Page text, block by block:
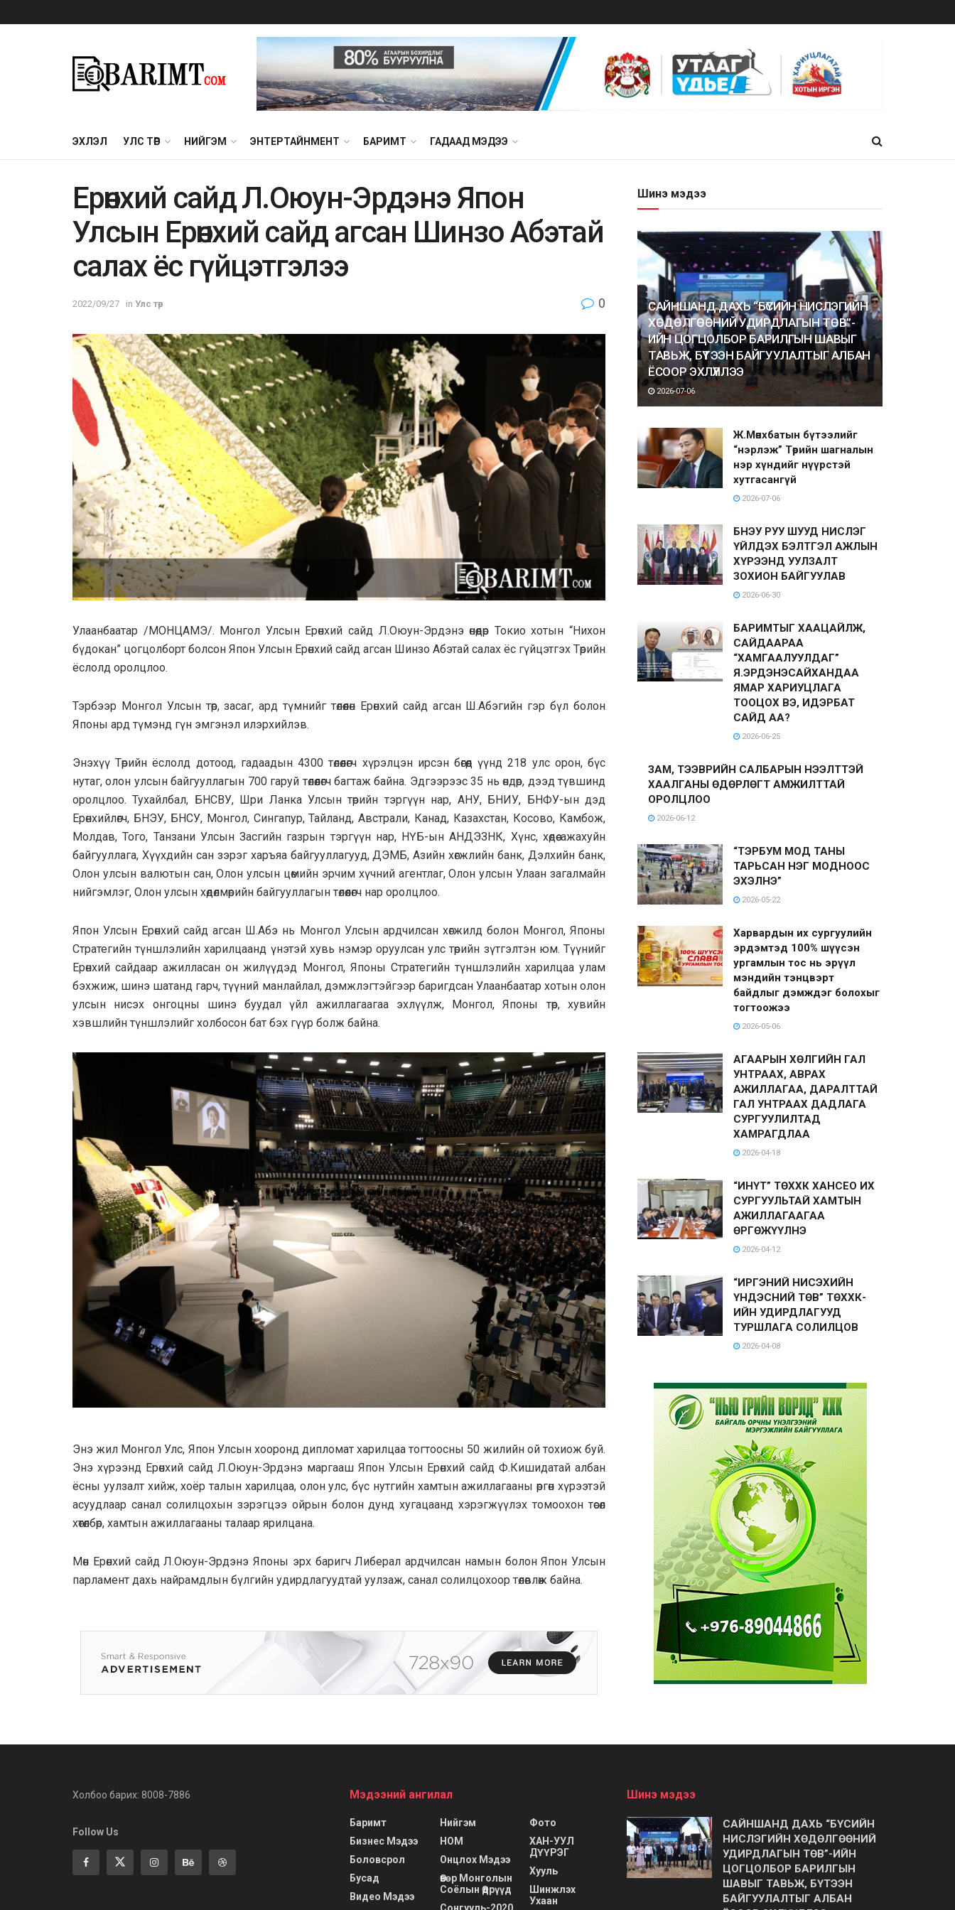
ЭХЛЭЛ УЛС ТӨР НИЙГЭМ ЭНТЕРТАЙНМЕНТ БАРИМТ ГАДААД МЭДЭЭ
Ерөнхий сайд Л.Оюун-Эрдэнэ Япон
Улсын Ерөнхий сайд агсан Шинзо Абэтай
салах ёс гүйцэтгэлээ
2022/09/27 in Улс төр 0
Улаанбаатар /МОНЦАМЭ/. Монгол Улсын Ерөнхий сайд Л.Оюун-Эрдэнэ өнөөдөр Токио хотын “Нихон
бүдокан” цогцолборт болсон Япон Улсын Ерөнхий сайд агсан Шинзо Абэтай салах ёс гүйцэтгэх Төрийн
ёслолд оролцлоо.
Тэрбээр Монгол Улсын төр, засаг, ард түмнийг төлөөлөн Ерөнхий сайд агсан Ш.Абэгийн гэр бүл болон
Японы ард түмэнд гүн эмгэнэл илэрхийлэв.
Энэхүү Төрийн ёслолд дотоод, гадаадын 4300 төлөөлөгч хүрэлцэн ирсэн бөгөөд үүнд 218 улс орон, бүс
нутаг, олон улсын байгууллагын 700 гаруй төлөөлөгч багтаж байна. Эдгээрээс 35 нь өндөр, дээд түвшинд
оролцлоо. Тухайлбал, БНСВУ, Шри Ланка Улсын төрийн тэргүүн нар, АНУ, БНИУ, БНФУ-ын дэд
Ерөнхийлөгч, БНЭУ, БНСУ, Монгол, Сингапур, Тайланд, Австрали, Канад, Казахстан, Косово, Камбож,
Молдав, Того, Танзани Улсын Засгийн газрын тэргүүн нар, НҮБ-ын АНДЭЗНК, Хүнс, хөдөө ажахуйн
байгууллага, Хүүхдийн сан зэрэг харъяа байгууллагууд, ДЭМБ, Азийн хөгжлийн банк, Дэлхийн банк,
Олон улсын валютын сан, Олон улсын цөмийн эрчим хүчний агентлаг, Олон улсын Улаан загалмайн
нийгэмлэг, Олон улсын хөдөлмөрийн байгууллагын төлөөлөгч нар оролцлоо.
Япон Улсын Ерөнхий сайд агсан Ш.Абэ нь Монгол Улсын ардчилсан хөгжилд болон Монгол, Японы
Стратегийн түншлэлийн харилцаанд үнэтэй хувь нэмэр оруулсан улс төрийн зүтгэлтэн юм. Түүнийг
Ерөнхий сайдаар ажилласан он жилүүдэд Монгол, Японы Стратегийн түншлэлийн харилцаа улам
бэхжиж, шинэ шатанд гарч, түүний манлайлал, дэмжлэгтэйгээр баригдсан Улаанбаатар хотын олон
улсын нисэх онгоцны шинэ буудал үйл ажиллагаагаа эхлүүлж, Монгол, Японы төр, хувийн
хэвшлийн түншлэлийг холбосон бат бэх гүүр болж байна.
Энэ жил Монгол Улс, Япон Улсын хооронд дипломат харилцаа тогтоосны 50 жилийн ой тохиож буй.
Энэ хүрээнд Ерөнхий сайд Л.Оюун-Эрдэнэ маргааш Япон Улсын Ерөнхий сайд Ф.Кишидатай албан
ёсны уулзалт хийж, хоёр талын харилцаа, олон улс, бүс нутгийн хамтын ажиллагааны өргөн хүрээтэй
асуудлаар санал солилцохын зэрэгцээ ойрын болон дунд хугацаанд хэрэгжүүлэх томоохон төсөл
хөтөлбөр, хамтын ажиллагааны талаар ярилцана.
Мөн Ерөнхий сайд Л.Оюун-Эрдэнэ Японы эрх баригч Либерал ардчилсан намын болон Япон Улсын
парламент дахь найрамдлын бүлгийн удирдлагуудтай уулзаж, санал солилцохоор төлөвлөж байна.
Шинэ мэдээ
САЙНШАНД ДАХЬ “БҮСИЙН НИСЛЭГИЙН
ХӨДӨЛГӨӨНИЙ УДИРДЛАГЫН ТӨВ”-
ИЙН ЦОГЦОЛБОР БАРИЛГЫН ШАВЫГ
ТАВЬЖ, БҮТЭЭН БАЙГУУЛАЛТЫГ АЛБАН
ЁСООР ЭХЛҮҮЛЛЭЭ
2026-07-06
Ж.Мөнхбатын бүтээлийг
“нэрлэж” Төрийн шагналын
нэр хүндийг нүүрстэй
хутгасангүй
2026-07-06
БНЭУ РУУ ШУУД НИСЛЭГ
ҮЙЛДЭХ БЭЛТГЭЛ АЖЛЫН
ХҮРЭЭНД УУЛЗАЛТ
ЗОХИОН БАЙГУУЛАВ
2026-06-30
БАРИМТЫГ ХААЦАЙЛЖ,
САЙДААРАА
“ХАМГААЛУУЛДАГ”
Я.ЭРДЭНЭСАЙХАНДАА
ЯМАР ХАРИУЦЛАГА
ТООЦОХ ВЭ, ИДЭРБАТ
САЙД АА?
2026-06-25
ЗАМ, ТЭЭВРИЙН САЛБАРЫН НЭЭЛТТЭЙ
ХААЛГАНЫ ӨДӨРЛӨГТ АМЖИЛТТАЙ
ОРОЛЦЛОО
2026-06-12
“ТЭРБУМ МОД ТАНЫ
ТАРЬСАН НЭГ МОДНООС
ЭХЭЛНЭ”
2026-05-22
Харвардын их сургуулийн
эрдэмтэд 100% шүүсэн
ургамлын тос нь эрүүл
мэндийн тэнцвэрт
байдлыг дэмждэг болохыг
тогтоожээ
2026-05-06
АГААРЫН ХӨЛГИЙН ГАЛ
УНТРААХ, АВРАХ
АЖИЛЛАГАА, ДАРАЛТТАЙ
ГАЛ УНТРААХ ДАДЛАГА
СУРГУУЛИЛТАД
ХАМРАГДЛАА
2026-04-18
“ИНҮТ” ТӨХХК ХАНСЕО ИХ
СУРГУУЛЬТАЙ ХАМТЫН
АЖИЛЛАГААГАА
ӨРГӨЖҮҮЛНЭ
2026-04-12
“ИРГЭНИЙ НИСЭХИЙН
ҮНДЭСНИЙ ТӨВ” ТӨХХК-
ИЙН УДИРДЛАГУУД
ТУРШЛАГА СОЛИЛЦОВ
2026-04-08
Холбоо барих: 8008-7886
Follow Us
Мэдээний ангилал
Баримт
Бизнес Мэдээ
Боловсрол
Бусад
Видео Мэдээ
Нийгэм
НОМ
Онцлох Мэдээ
Өвөр Монголын
Соёлын Өдрүүд
Сонгууль-2020
Фото
ХАН-УУЛ
ДҮҮРЭГ
Хууль
Шинжлэх
Ухаан
Шинэ мэдээ
САЙНШАНД ДАХЬ “БҮСИЙН
НИСЛЭГИЙН ХӨДӨЛГӨӨНИЙ
УДИРДЛАГЫН ТӨВ”-ИЙН
ЦОГЦОЛБОР БАРИЛГЫН
ШАВЫГ ТАВЬЖ, БҮТЭЭН
БАЙГУУЛАЛТЫГ АЛБАН